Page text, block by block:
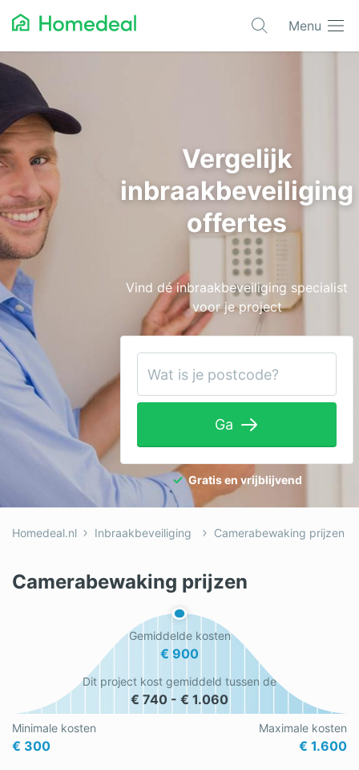
Menu
Populaire projecten
Asbest verwijderen
Dakbedekking
Dakkapel
Glas
Isolatie
Laadpalen
Schilderwerk
Tuinaanleg
Ventilatie
Warmtepomp
Wellness
Zonnepanelen
Overige projecten
Vergelijk
inbraakbeveiliging
offertes
Vind dé inbraakbeveiliging specialist
voor je project
Ga
Gratis en vrijblijvend
Homedeal.nl Inbraakbeveiliging Camerabewaking prijzen
Camerabewaking prijzen
Minimale kosten
€ 300
Gemiddelde kosten
€ 900
Maximale kosten
€ 1.600
Dit project kost gemiddeld tussen de
€ 740 - € 1.060